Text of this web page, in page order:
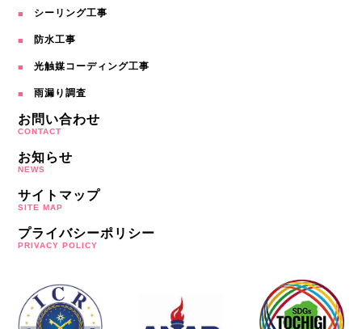
シーリング工事
防水工事
光触媒コーディング工事
雨漏り調査
お問い合わせ
CONTACT
お知らせ
NEWS
サイトマップ
SITE MAP
プライバシーポリシー
PRIVACY POLICY